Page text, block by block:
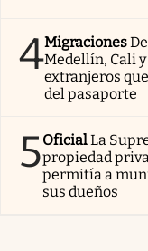
4Migraciones
Medellín, Cali
extranjeros
del pasaporte
5OficialLa
propiedad
permitía a
sus dueños